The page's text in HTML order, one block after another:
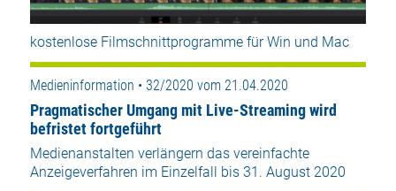
kostenlose Filmschnittprogramme für Win und Mac
Medieninformation • 32/2020 vom 21.04.2020
Pragmatischer Umgang mit Live-Streaming wird
befristet fortgeführt
Medienanstalten verlängern das vereinfachte
Anzeigeverfahren im Einzelfall bis 31. August 2020